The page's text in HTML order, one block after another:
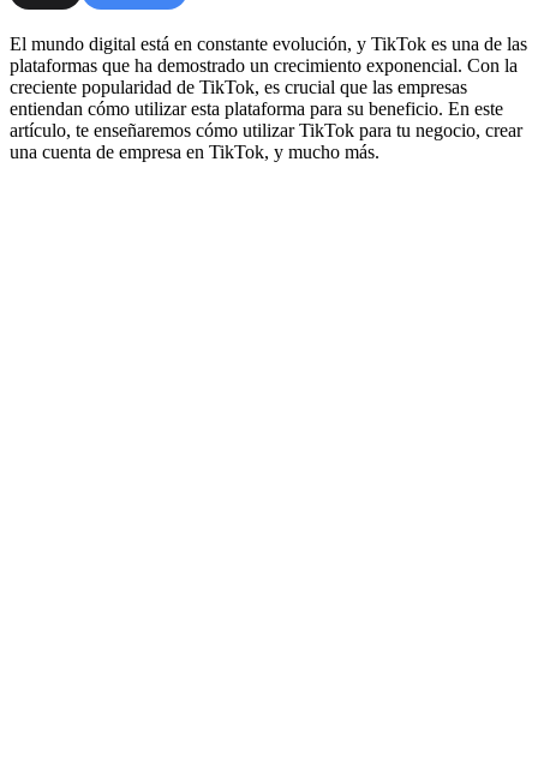
El mundo digital está en constante evolución, y TikTok es una de las
plataformas que ha demostrado un crecimiento exponencial. Con la
creciente popularidad de TikTok, es crucial que las empresas
entiendan cómo utilizar esta plataforma para su beneficio. En este
artículo, te enseñaremos cómo utilizar TikTok para tu negocio, crear
una cuenta de empresa en TikTok, y mucho más.